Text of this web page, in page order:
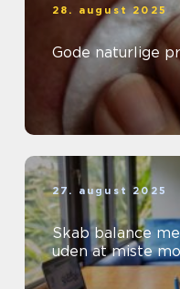
28. august 2025
Gode naturlige
27. august 2025
Skab balance
uden at miste